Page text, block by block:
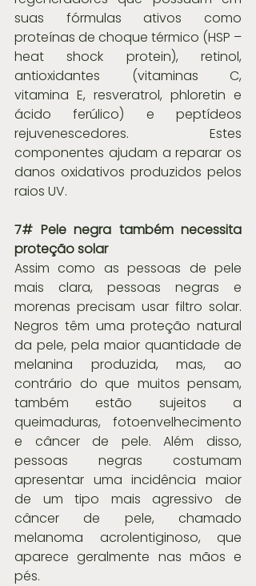
suas fórmulas ativos como
proteínas de choque térmico (HSP –
heat shock protein), retinol,
antioxidantes (vitaminas C,
vitamina E, resveratrol, phloretin e
ácido ferúlico) e peptídeos
rejuvenescedores. Estes
componentes ajudam a reparar os
danos oxidativos produzidos pelos
raios UV.
7# Pele negra também necessita
proteção solar
Assim como as pessoas de pele
mais clara, pessoas negras e
morenas precisam usar filtro solar.
Negros têm uma proteção natural
da pele, pela maior quantidade de
melanina produzida, mas, ao
contrário do que muitos pensam,
também estão sujeitos a
queimaduras, fotoenvelhecimento
e câncer de pele. Além disso,
pessoas negras costumam
apresentar uma incidência maior
de um tipo mais agressivo de
câncer de pele, chamado
melanoma acrolentiginoso, que
aparece geralmente nas mãos e
pés.